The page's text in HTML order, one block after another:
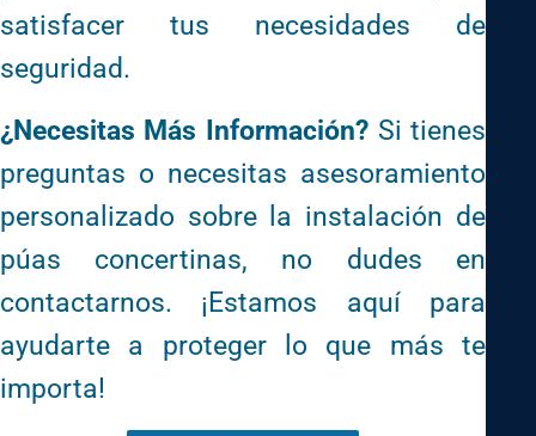
satisfacer tus necesidades de
seguridad.
¿Necesitas Más Información? Si tienes
preguntas o necesitas asesoramiento
personalizado sobre la instalación de
púas concertinas, no dudes en
contactarnos. ¡Estamos aquí para
ayudarte a proteger lo que más te
importa!